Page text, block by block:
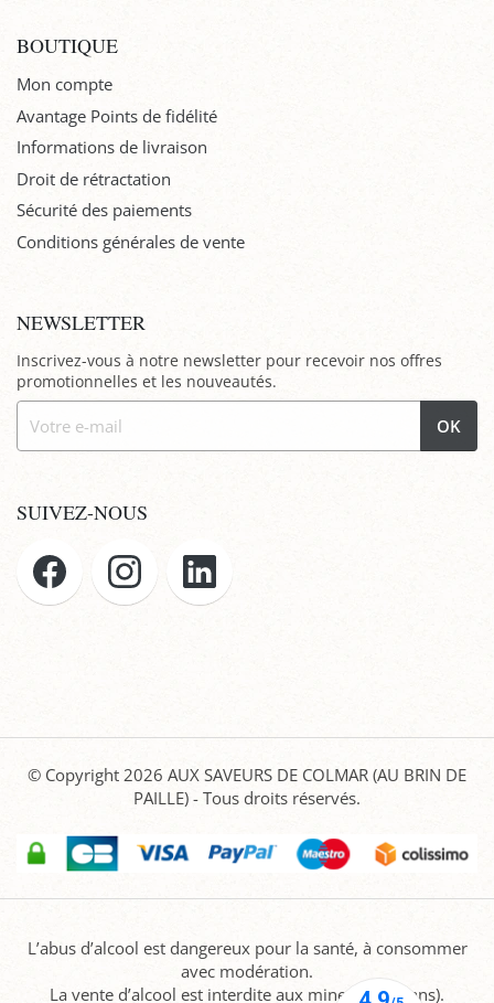
BOUTIQUE
Mon compte
Avantage Points de fidélité
Informations de livraison
Droit de rétractation
Sécurité des paiements
Conditions générales de vente
NEWSLETTER
Inscrivez-vous à notre newsletter pour recevoir nos offres
promotionnelles et les nouveautés.
OK
SUIVEZ-NOUS
© Copyright 2026 AUX SAVEURS DE COLMAR (AU BRIN DE
PAILLE) - Tous droits réservés.
L’abus d’alcool est dangereux pour la santé, à consommer
avec modération.
La vente d’alcool est interdite aux mineurs (-18 ans).